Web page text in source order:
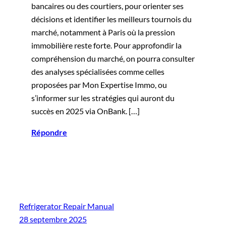
bancaires ou des courtiers, pour orienter ses
décisions et identifier les meilleurs tournois du
marché, notamment à Paris où la pression
immobilière reste forte. Pour approfondir la
compréhension du marché, on pourra consulter
des analyses spécialisées comme celles
proposées par Mon Expertise Immo, ou
s’informer sur les stratégies qui auront du
succès en 2025 via OnBank. […]
Répondre
Refrigerator Repair Manual
28 septembre 2025